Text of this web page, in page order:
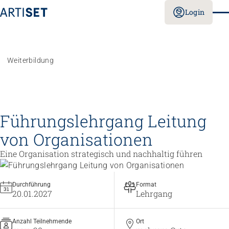
Login
Weiterbildung
Führungslehrgang Leitung
von Organisationen
Eine Organisation strategisch und nachhaltig führen
Durchführung
20.01.2027
Format
Lehrgang
Anzahl Teilnehmende Ort